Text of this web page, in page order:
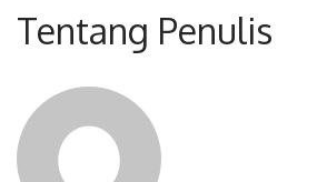
Tentang Penulis